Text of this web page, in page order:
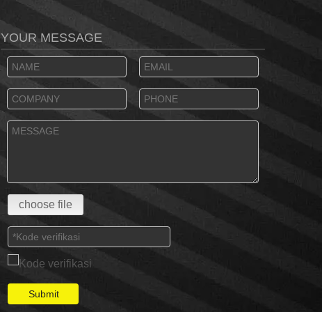
YOUR MESSAGE
choose file
Submit